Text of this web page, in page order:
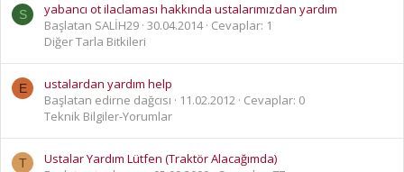
S
yabancı ot ilaclaması hakkında ustalarımızdan yardım
Başlatan SALİH29 30.04.2014 Cevaplar: 1
Diğer Tarla Bitkileri
E
ustalardan yardım help
Başlatan edirne dağcısı
11.02.2012 Cevaplar: 0
Teknik Bilgiler-Yorumlar
T
Ustalar Yardım Lütfen (Traktör Alacağımda)